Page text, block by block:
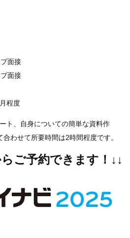
面接
面接
程度
ト、自身についての簡単な資料作
わせて所要時間は2時間程度です。
ご予約できます！↓↓